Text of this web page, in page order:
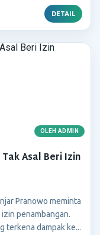
DETAIL
OLEH ADMIN
Asal Beri Izin
Pranowo meminta
penambangan.
terkena dampak ke...